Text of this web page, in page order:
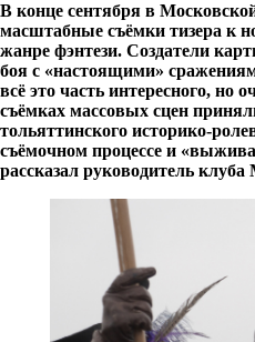
В конце сентября в
масштабные съёмки тизера к
жанре фэнтези. Создатели
боя с «настоящими»
всё это часть интересного, но
съёмках массовых сцен
тольяттинского историко-
съёмочном процессе и
рассказал руководитель